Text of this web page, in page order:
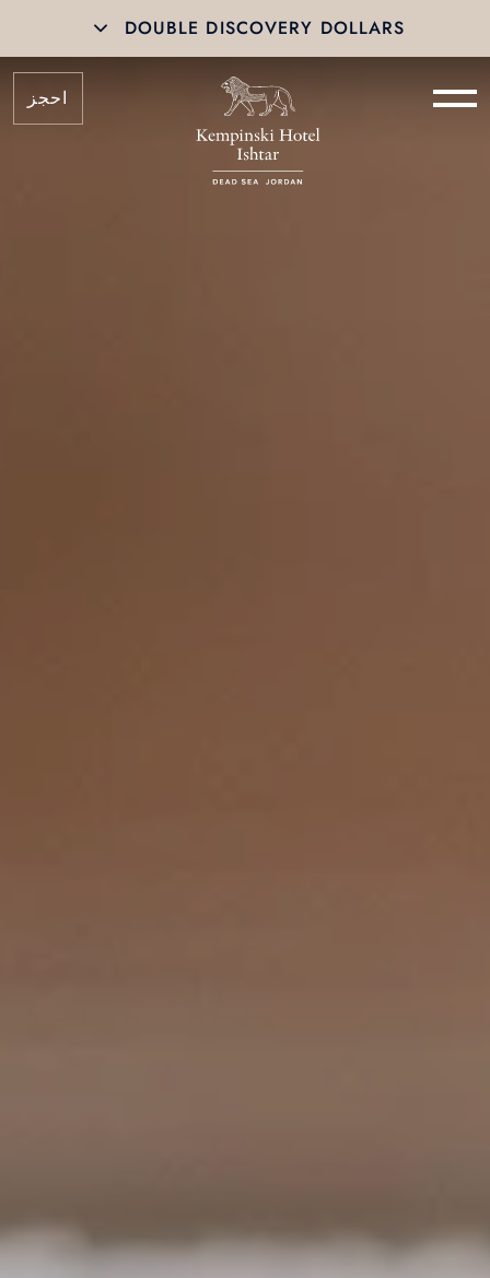
DOUBLE DISCOVERY DOLLARS
احجز